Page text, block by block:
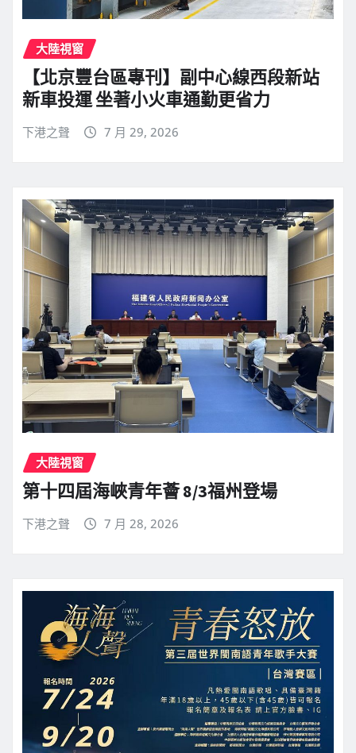
大陸視窗
【北京豐台區專刊】副中心線西段新站
新車投運 坐著小火車通勤更省力
下港之聲 7 月 29, 2026
大陸視窗
第十四屆海峽青年薈 8/3福州登場
下港之聲 7 月 28, 2026